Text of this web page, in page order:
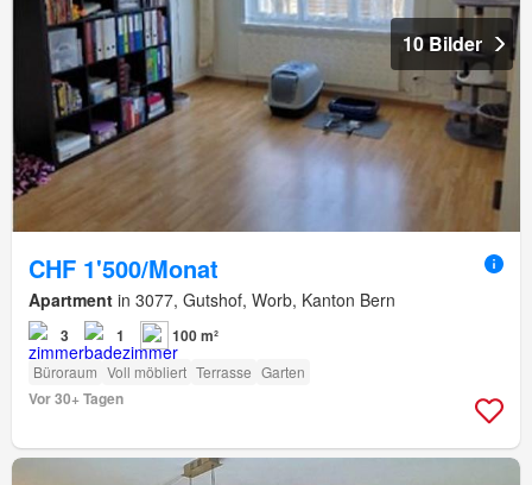
10 Bilder
CHF 1'500/Monat
Apartment in 3077, Gutshof, Worb, Kanton Bern
3 1 100 m²
Büroraum Voll möbliert Terrasse Garten
Vor 30+ Tagen